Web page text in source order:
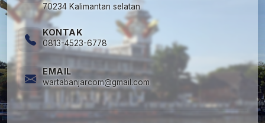
70234 Kalimantan selatan
KONTAK
0813-4523-6778
EMAIL
wartabanjarcom@gmail.com